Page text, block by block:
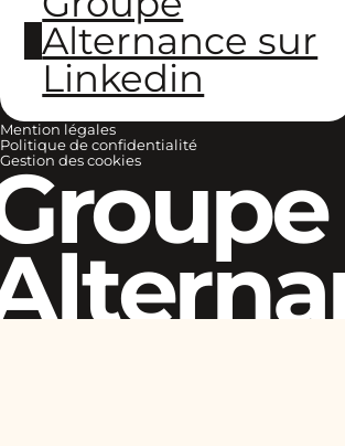
Alternance sur
Linkedin
Mention légales
Politique de confidentialité
Gestion des cookies